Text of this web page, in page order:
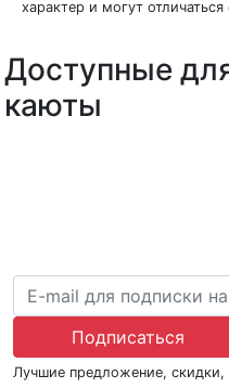
характер и могут отличаться
Доступные
каюты
Подписаться
Лучшие предложение, скидки,